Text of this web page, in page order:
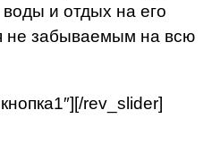
и отдых на его
не забываемым на всю
rev_slider]